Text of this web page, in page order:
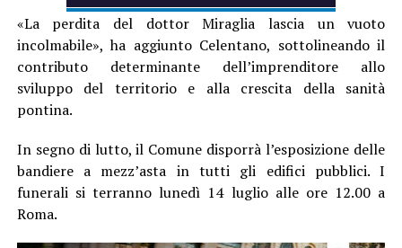
«La perdita del dottor Miraglia lascia un vuoto
incolmabile», ha aggiunto Celentano, sottolineando il
contributo determinante dell’imprenditore allo
sviluppo del territorio e alla crescita della sanità
pontina.
In segno di lutto, il Comune disporrà l’esposizione delle
bandiere a mezz’asta in tutti gli edifici pubblici. I
funerali si terranno lunedì 14 luglio alle ore 12.00 a
Roma.